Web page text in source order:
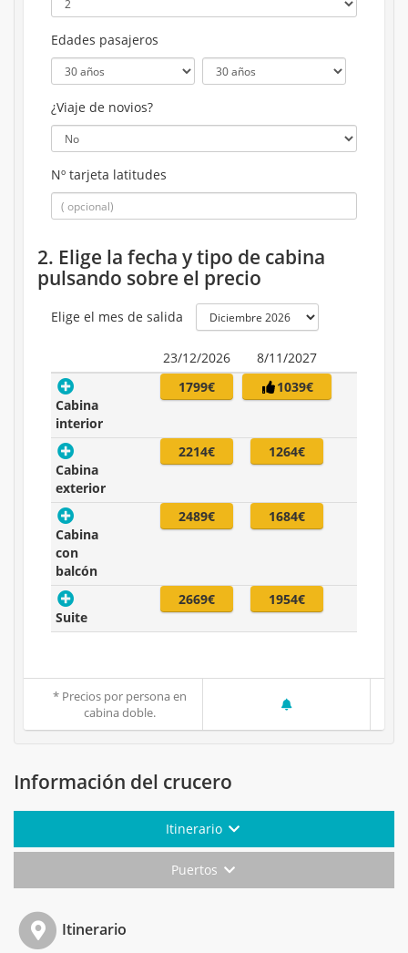
Edades pasajeros
¿Viaje de novios?
Nº tarjeta latitudes
2. Elige la fecha y tipo de cabina
pulsando sobre el precio
Elige el mes de salida
23/12/2026 8/11/2027
Cabina
interior
1799€ 1039€
Cabina
exterior
2214€ 1264€
Cabina
con
balcón
2489€ 1684€
Suite
2669€ 1954€
* Precios por persona en
cabina doble.
Información del crucero
Itinerario
Puertos
Itinerario